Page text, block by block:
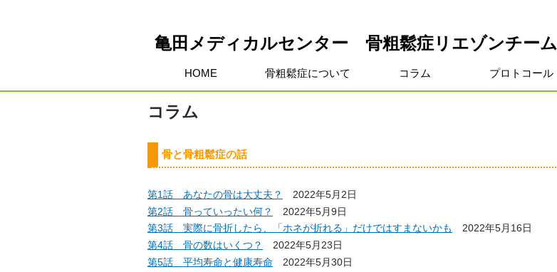
亀田メディカルセンター 骨粗鬆症リエゾンチーム
HOME 骨粗鬆症について コラム プロトコール
コラム
骨と骨粗鬆症の話
第1話 あなたの骨は大丈夫？
2022年5月2日
第2話 骨っていったい何？
2022年5月9日
第3話 実際に骨折したら、「ホネが折れる」だけではすまないかも
2022年5月16日
第4話 骨の数はいくつ？
2022年5月23日
第5話 平均寿命と健康寿命
2022年5月30日